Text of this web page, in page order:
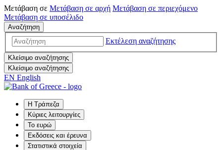
Μετάβαση σε Μετάβαση σε αρχή Μετάβαση σε περιεχόμενο
Μετάβαση σε υποσέλιδο
Αναζήτηση
Εκτέλεση αναζήτησης
Κλείσιμο αναζήτησης
Κλείσιμο αναζήτησης
EN English
Η Τράπεζα
Κύριες λειτουργίες
Το ευρώ
Εκδόσεις και έρευνα
Στατιστικά στοιχεία